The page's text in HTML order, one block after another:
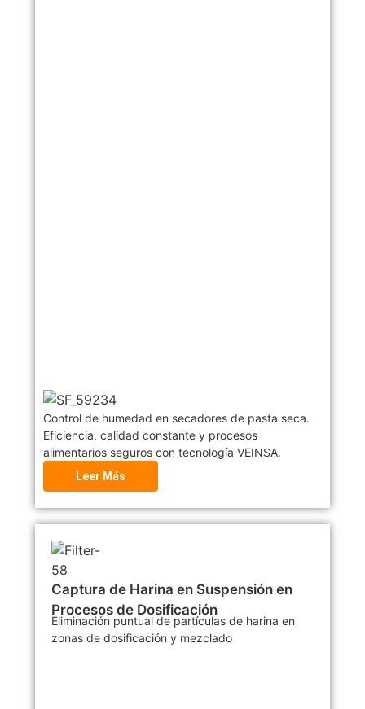
Control de humedad en secadores de pasta seca.
Eficiencia, calidad constante y procesos
alimentarios seguros con tecnología VEINSA.
Leer Más
Captura de Harina en Suspensión en
Procesos de Dosificación
Eliminación puntual de partículas de harina en
zonas de dosificación y mezclado